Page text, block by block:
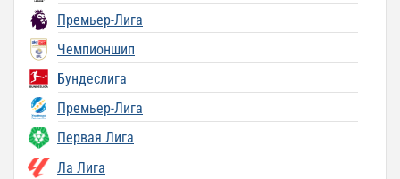
Премьер-Лига
Чемпионшип
Бундеслига
Премьер-Лига
Первая Лига
Ла Лига